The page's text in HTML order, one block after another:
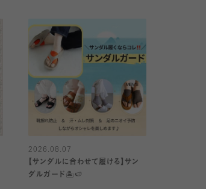
2026.08.07
【サンダルに合わせて履ける】サン
ダルガード🏝️🍉